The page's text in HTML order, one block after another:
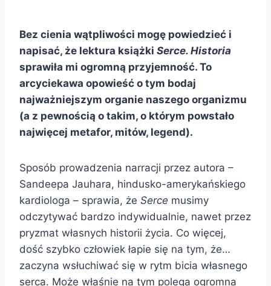
Bez cienia wątpliwości mogę powiedzieć i
napisać, że lektura książki Serce. Historia
sprawiła mi ogromną przyjemność. To
arcyciekawa opowieść o tym bodaj
najważniejszym organie naszego organizmu
(a z pewnością o takim, o którym powstało
najwięcej metafor, mitów, legend).
Sposób prowadzenia narracji przez autora –
Sandeepa Jauhara, hindusko-amerykańskiego
kardiologa – sprawia, że Serce musimy
odczytywać bardzo indywidualnie, nawet przez
pryzmat własnych historii życia. Co więcej,
dość szybko człowiek łapie się na tym, że…
zaczyna wsłuchiwać się w rytm bicia własnego
serca. Może właśnie na tym polega ogromna